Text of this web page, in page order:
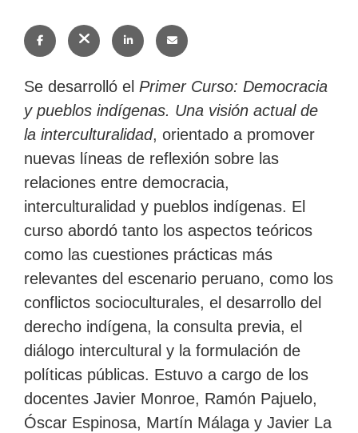
Facebook
en
Twitter
en
LinkedIn por
correo
Se desarrolló el Primer Curso: Democracia
y pueblos indígenas. Una visión actual de
la interculturalidad, orientado a promover
nuevas líneas de reflexión sobre las
relaciones entre democracia,
interculturalidad y pueblos indígenas. El
curso abordó tanto los aspectos teóricos
como las cuestiones prácticas más
relevantes del escenario peruano, como los
conflictos socioculturales, el desarrollo del
derecho indígena, la consulta previa, el
diálogo intercultural y la formulación de
políticas públicas. Estuvo a cargo de los
docentes Javier Monroe, Ramón Pajuelo,
Óscar Espinosa, Martín Málaga y Javier La